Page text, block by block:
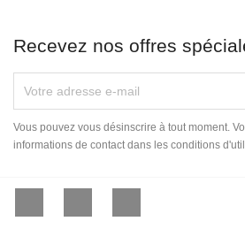
Recevez nos offres
Vous pouvez vous désinscrire à tout moment.
informations de contact dans les conditions